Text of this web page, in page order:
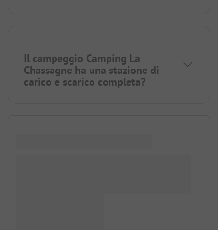
Il campeggio Camping La
Chassagne ha una stazione di
carico e scarico completa?